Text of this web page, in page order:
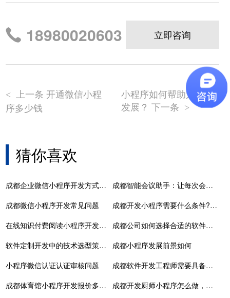
18980020603 立即咨询
<
上一条 开通微信小程
序多少钱
小程序如何帮助宠物店
发展？ 下一条 >
猜你喜欢
成都企业微信小程序开发方式有哪些？
成都智能会议助手：让每次会议更高效，决策更明智！
成都微信小程序开发常见问题
成都开发小程序需要什么条件?定制开发难不难?
在线知识付费阅读小程序开发平台解决方案-成都定制开发公司
成都公司如何选择合适的软件开发公司？
软件定制开发中的技术选型策略与风险规避
成都小程序发展前景如何
小程序微信认证认证审核问题
成都​软件开发工程师需要具备哪些技术能力？
成都体育馆小程序开发报价多少，成都体育馆官网
成都开发厨师小程序怎么做，厨艺小程序